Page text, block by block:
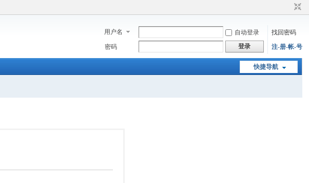
用户名 自动登录
找回密码
密码
登录 注-册-帐-号
快捷导航